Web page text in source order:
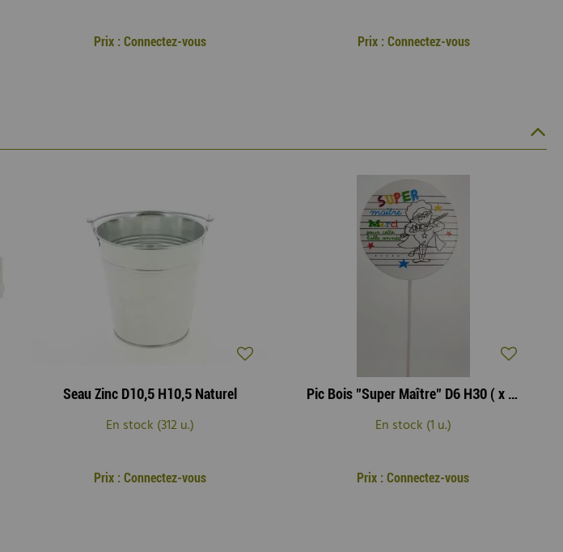
Prix : Connectez-vous Prix : Connectez-vous
Seau Zinc D10,5 H10,5 Naturel
En stock (312 u.)
Prix : Connectez-vous
Pic Bois "Super Maître" D6 H30 ( x 12 )
En stock (1 u.)
Prix : Connectez-vous